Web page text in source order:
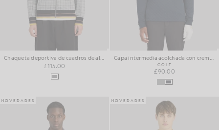
Chaqueta deportiva de cuadros de algodón Hawick
£115.00
Capa intermedia acolchada con cremallera de 1/4
GOLF
£90.00
NOVEDADES NOVEDADES